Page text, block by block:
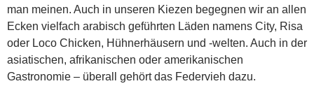
man meinen. Auch in unseren Kiezen begegnen wir an allen
Ecken vielfach arabisch geführten Läden namens City, Risa
oder Loco Chicken, Hühnerhäusern und -welten. Auch in der
asiatischen, afrikanischen oder amerikanischen
Gastronomie – überall gehört das Federvieh dazu.